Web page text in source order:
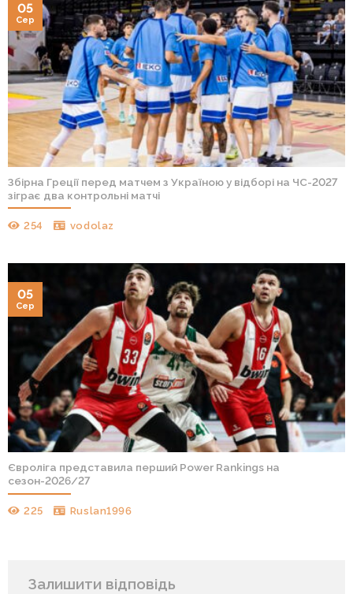
Збірна Греції перед матчем з Україною у відборі на ЧС-2027
зіграє два контрольні матчі
254 vodolaz
05
Сер
Євроліга представила перший Power Rankings на
сезон-2026/27
225 Ruslan1996
05
Сер
Залишити відповідь